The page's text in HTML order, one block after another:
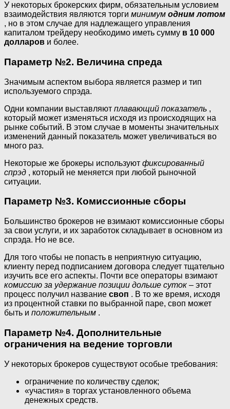
У некоторых брокерских фирм, обязательным условием
взаимодействия являются торги минимум одним лотом
, но в этом случае для надлежащего управления
капиталом трейдеру необходимо иметь сумму в 10 000
долларов и более.
Параметр №2. Величина спреда
Значимым аспектом выбора является размер и тип
используемого спрэда.
Одни компании выставляют плавающий показатель ,
который может изменяться исходя из происходящих на
рынке событий. В этом случае в моменты значительных
изменений данный показатель может увеличиваться во
много раз.
Некоторые же брокеры используют фиксированный
спрэд , который не меняется при любой рыночной
ситуации.
Параметр №3. Комиссионные сборы
Большинство брокеров не взимают комиссионные сборы
за свои услуги, и их заработок складывает в основном из
спрэда. Но не все.
Для того чтобы не попасть в неприятную ситуацию,
клиенту перед подписанием договора следует тщательно
изучить все его аспекты. Почти все операторы взимают
комиссию за удержание позиции дольше суток – этот
процесс получил название своп . В то же время, исходя
из процентной ставки по выбранной паре, своп может
быть и положительным .
Параметр №4. Дополнительные
ограничения на ведение торговли
У некоторых брокеров существуют особые требования:
ограничение по количеству сделок;
«участия» в торгах установленного объема
денежных средств.